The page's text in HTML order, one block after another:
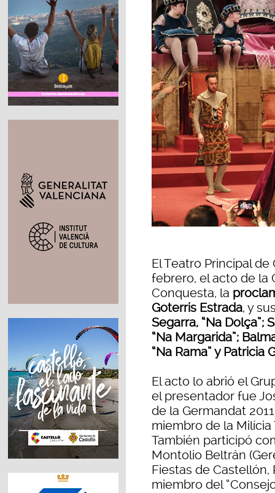
El Teatro Principal
febrero, el acto de la
Conquesta, la
Goterris Estrada, y
Segarra, “Na Dolça”;
“Na Margarida”;
“Na Rama” y Patricia
El acto lo abrió el
el presentador fue
de la Germandat
miembro de la
También participó
Montolio Beltrán
Fiestas de
miembro del